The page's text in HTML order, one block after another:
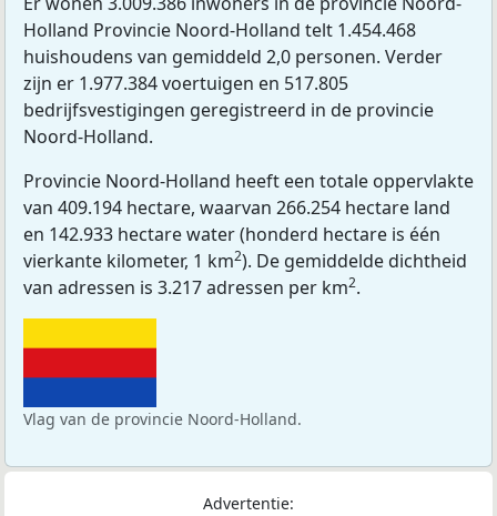
Holland Provincie Noord-Holland telt 1.454.468
huishoudens van gemiddeld 2,0 personen. Verder
zijn er 1.977.384 voertuigen en 517.805
bedrijfsvestigingen geregistreerd in de provincie
Noord-Holland.
Provincie Noord-Holland heeft een totale oppervlakte
van 409.194 hectare, waarvan 266.254 hectare land
en 142.933 hectare water (honderd hectare is één
vierkante kilometer, 1 km2). De gemiddelde dichtheid
van adressen is 3.217 adressen per km2.
Vlag van de provincie Noord-Holland.
Advertentie: